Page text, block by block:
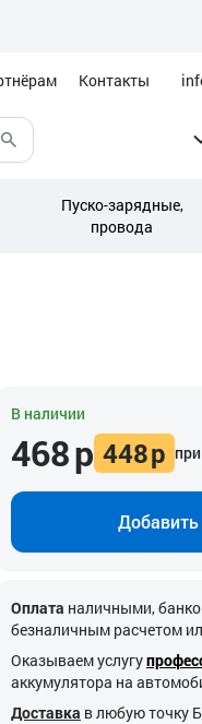
Контакты
Пуско-зарядные,
провода
В наличии
468р 448р
Добавить
Оплата наличными,
безналичным расчетом
Оказываем услугу
аккумулятора на
Доставка в любую точку